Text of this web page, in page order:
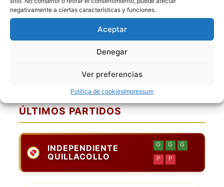
negativamente a ciertas características y funciones.
Aceptar
Denegar
Ver preferencias
Política de cookiesImpressum
[4] Juan Carlos Peña
[23] Rudy Sanchez
ÚLTIMOS PARTIDOS
INDEPENDIENTE
QUILLACOLLO
G G
G
P
P